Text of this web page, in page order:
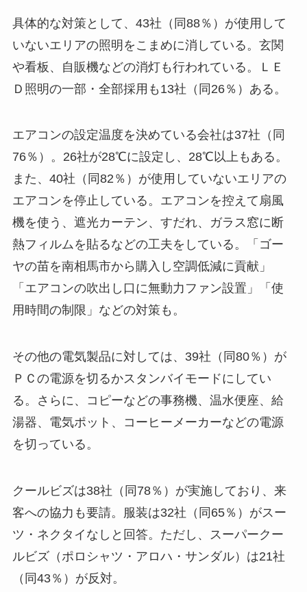
具体的な対策として、43社（同88％）が使用して
いないエリアの照明をこまめに消している。玄関
や看板、自販機などの消灯も行われている。ＬＥ
Ｄ照明の一部・全部採用も13社（同26％）ある。
エアコンの設定温度を決めている会社は37社（同
76％）。26社が28℃に設定し、28℃以上もある。
また、40社（同82％）が使用していないエリアの
エアコンを停止している。エアコンを控えて扇風
機を使う、遮光カーテン、すだれ、ガラス窓に断
熱フィルムを貼るなどの工夫をしている。「ゴー
ヤの苗を南相馬市から購入し空調低減に貢献」
「エアコンの吹出し口に無動力ファン設置」「使
用時間の制限」などの対策も。
その他の電気製品に対しては、39社（同80％）が
ＰＣの電源を切るかスタンバイモードにしてい
る。さらに、コピーなどの事務機、温水便座、給
湯器、電気ポット、コーヒーメーカーなどの電源
を切っている。
クールビズは38社（同78％）が実施しており、来
客への協力も要請。服装は32社（同65％）がスー
ツ・ネクタイなしと回答。ただし、スーパークー
ルビズ（ポロシャツ・アロハ・サンダル）は21社
（同43％）が反対。